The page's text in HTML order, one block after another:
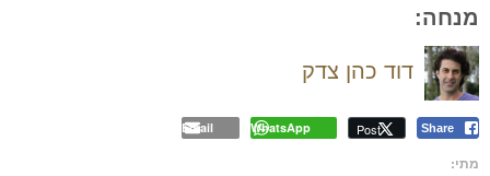
מנחה:
דוד כהן צדק
Share
Post
WhatsApp
Email
מתי: